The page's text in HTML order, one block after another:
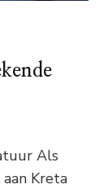
Als
Kreta